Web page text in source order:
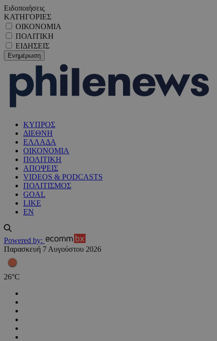
Ειδοποιήσεις
ΚΑΤΗΓΟΡΙΕΣ
ΟΙΚΟΝΟΜΙΑ
ΠΟΛΙΤΙΚΗ
ΕΙΔΗΣΕΙΣ
ΚΥΠΡΟΣ
ΔΙΕΘΝΗ
ΕΛΛΑΔΑ
ΟΙΚΟΝΟΜΙΑ
ΠΟΛΙΤΙΚΗ
ΑΠΟΨΕΙΣ
VIDEOS & PODCASTS
ΠΟΛΙΤΙΣΜΟΣ
GOAL
LIKE
EN
Powered by:
Παρασκευή 7 Αυγούστου 2026
26°C